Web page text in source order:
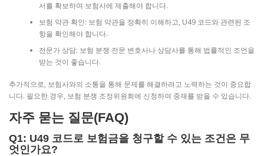
서를 확보하여 보험사에 제출해야 합니다.
보험 약관 확인: 보험 약관을 정확히 이해하고, U49 코드와 관련된 조
항을 확인해야 합니다.
전문가 상담: 보험 분쟁 전문 변호사나 상담사를 통해 법률적인 조언을
받는 것이 좋습니다.
추가적으로, 보험사와의 소통을 통해 문제를 해결하려고 노력하는 것이 중요합
니다. 필요한 경우, 보험 분쟁 조정위원회에 신청하여 중재를 받을 수 있습니다.
자주 묻는 질문(FAQ)
Q1: U49 코드로 보험금을 청구할 수 있는 조건은 무
엇인가요?